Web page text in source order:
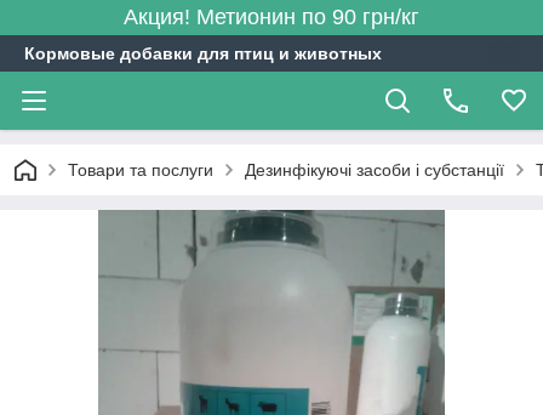
Акция! Метионин по 90 грн/кг
Кормовые добавки для птиц и животных
Товари та послуги Дезинфікуючі засоби і субстанції